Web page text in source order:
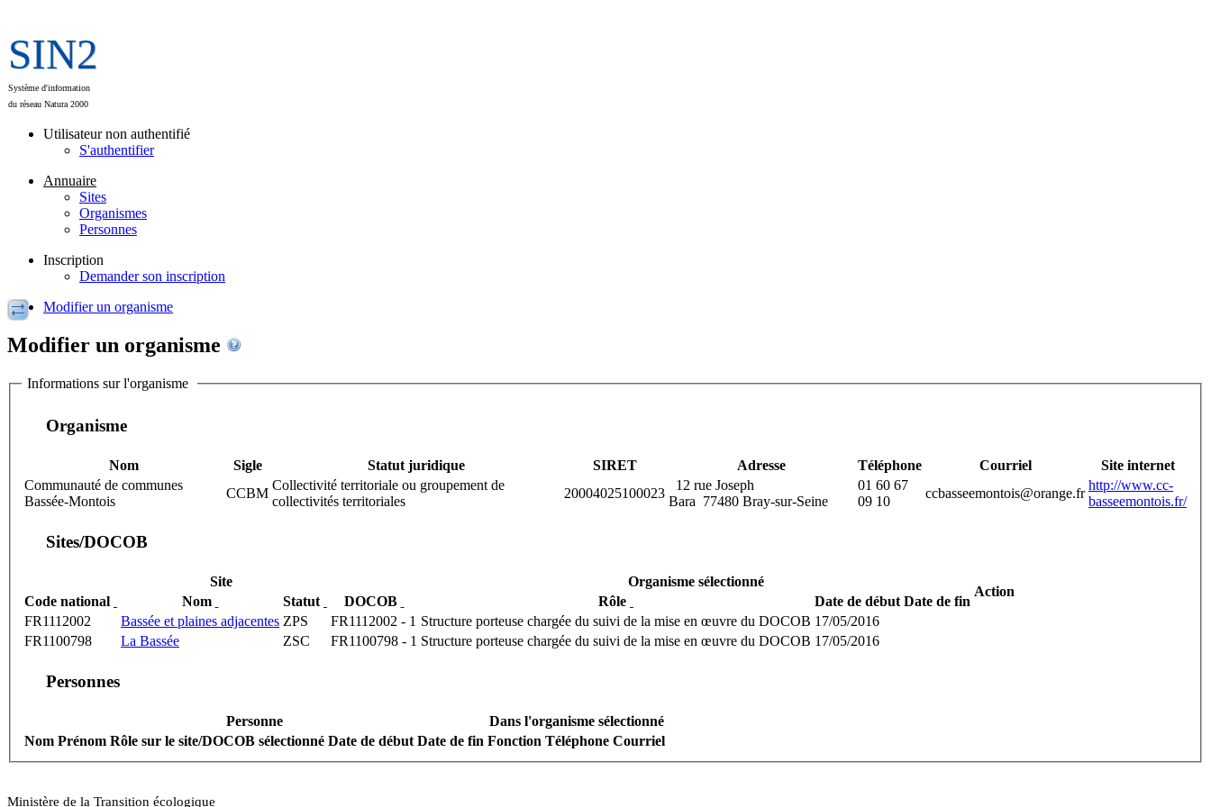
SIN2
Système d'information
du réseau Natura 2000
Utilisateur non authentifié
S'authentifier
Annuaire
Sites
Organismes
Personnes
Inscription
Demander son inscription
Modifier un organisme
Modifier un organisme
Informations sur l'organisme
Organisme
Nom Sigle Statut juridique SIRET Adresse Téléphone Courriel
Site internet
Communauté de communes
Bassée-Montois
CCBM
Collectivité territoriale ou groupement de
collectivités territoriales
20004025100023
12 rue Joseph
Bara 77480 Bray-sur-Seine
01 60 67
09 10
ccbasseemontois@orange.fr
http://www.cc-
basseemontois.fr/
Sites/DOCOB
Site Organisme sélectionné
Action
Code national Nom Statut DOCOB Rôle Date de début Date de fin
FR1112002
Bassée et plaines adjacentes ZPS FR1112002 - 1 Structure porteuse chargée du suivi de la mise en œuvre du DOCOB 17/05/2016
FR1100798
La Bassée ZSC FR1100798 - 1 Structure porteuse chargée du suivi de la mise en œuvre du DOCOB 17/05/2016
Personnes
Personne
Dans l'organisme sélectionné
Nom Prénom Rôle sur le site/DOCOB sélectionné Date de début Date de fin Fonction Téléphone Courriel
Ministère de la Transition écologique